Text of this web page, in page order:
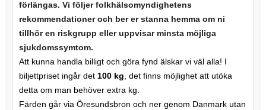
förlängas. Vi följer folkhälsomyndighetens
rekommendationer och ber er stanna hemma om ni
tillhör en riskgrupp eller uppvisar minsta möjliga
sjukdomssymtom.
Att kunna handla billigt och göra fynd älskar vi väl alla! I
biljettpriset ingår det 100 kg , det finns möjlighet att utöka
detta om man behöver extra kg.
Färden går via Öresundsbron och ner genom Danmark utan